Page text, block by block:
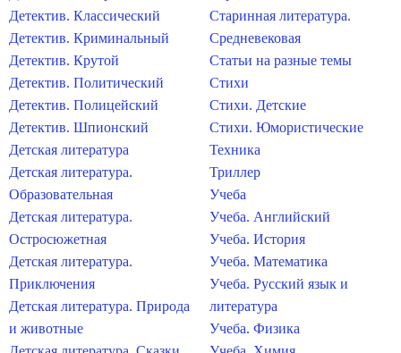
Детектив. Классический
Детектив. Криминальный
Детектив. Крутой
Детектив. Политический
Детектив. Полицейский
Детектив. Шпионский
Детская литература
Детская литература.
Образовательная
Детская литература.
Остросюжетная
Детская литература.
Приключения
Детская литература. Природа
и животные
Старинная литература.
Средневековая
Статьи на разные темы
Стихи
Стихи. Детские
Стихи. Юмористические
Техника
Триллер
Учеба
Учеба. Английский
Учеба. История
Учеба. Математика
Учеба. Русский язык и
литература
Учеба. Физика